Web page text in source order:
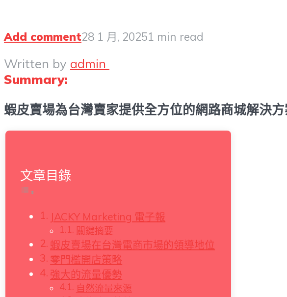
Add comment28 1 月, 20251 min read
Written by admin
Summary:
蝦皮賣場為台灣賣家提供全方位的網路商城解決
文章目錄
JACKY Marketing 電子報
關鍵摘要
蝦皮賣場在台灣電商市場的領導地位
零門檻開店策略
強大的流量優勢
自然流量來源